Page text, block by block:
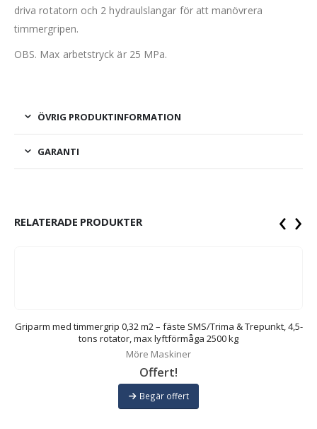
driva rotatorn och 2 hydraulslangar för att manövrera
timmergripen.
OBS. Max arbetstryck är 25 MPa.
ÖVRIG PRODUKTINFORMATION
GARANTI
RELATERADE PRODUKTER
Griparm med timmergrip 0,32 m2 – fäste SMS/Trima & Trepunkt, 4,5-
tons rotator, max lyftförmåga 2500 kg
Möre Maskiner
Offert!
Begär offert
‹ ›